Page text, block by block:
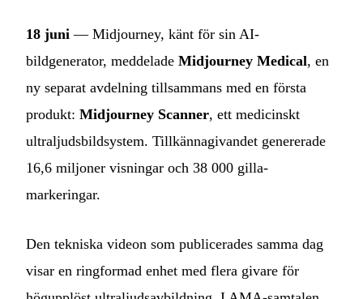
18 juni — Midjourney, känt för sin AI-
bildgenerator, meddelade Midjourney Medical, en
ny separat avdelning tillsammans med en första
produkt: Midjourney Scanner, ett medicinskt
ultraljudsbildsystem. Tillkännagivandet genererade
16,6 miljoner visningar och 38 000 gilla-
markeringar.
Den tekniska videon som publicerades samma dag
visar en ringformad enhet med flera givare för